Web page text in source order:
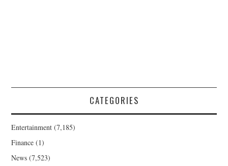
CATEGORIES
Entertainment (7,185)
Finance (1)
News (7,523)